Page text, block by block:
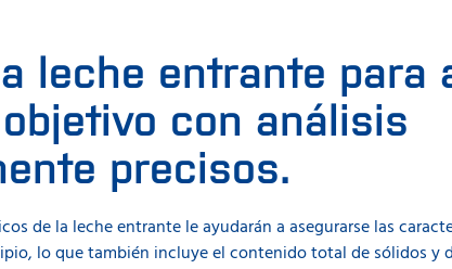
leche entrante para
con análisis
precisos.
de la leche entrante le ayudarán a asegurarse las
lo que también incluye el contenido total de sólidos y